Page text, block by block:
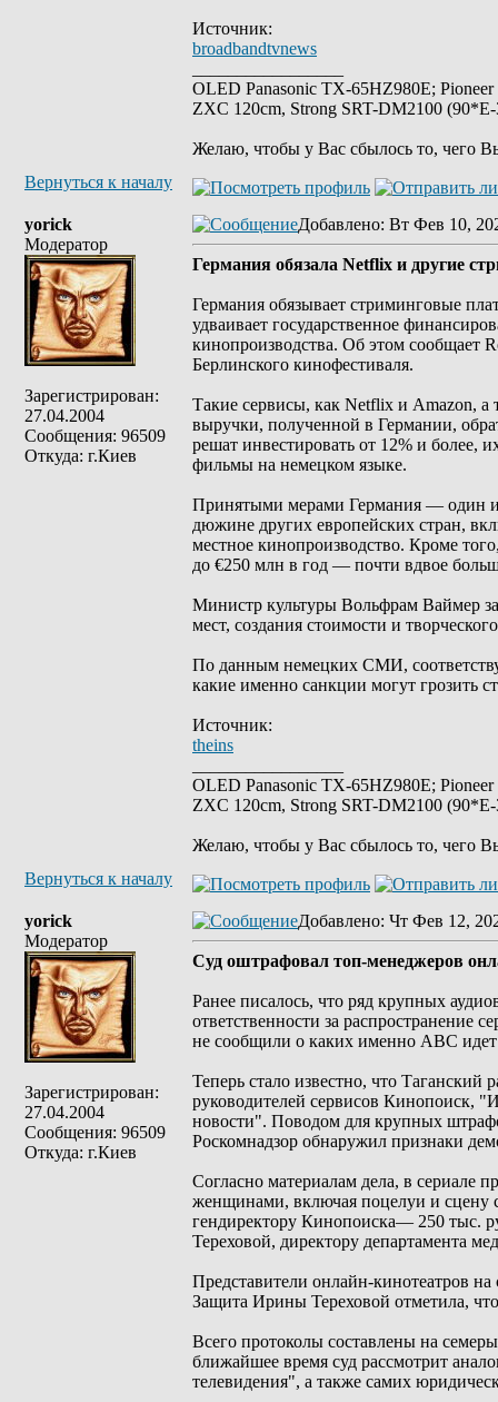
Источник:
broadbandtvnews
OLED Panasonic TX-65HZ980E;
ZXC 120cm, Strong SRT-DM2100
Желаю, чтобы у Вас сбылось то, чего
Вернуться к началу
yorick
Модератор
Зарегистрирован:
27.04.2004
Сообщения: 96509
Откуда: г.Киев
Добавлено: Вт Фев 10,
Германия обязала Netflix и другие
Германия обязывает стриминговые
удваивает государственное
кинопроизводства. Об этом сообщает
Берлинского кинофестиваля.
Такие сервисы, как Netflix и Amazon, а
выручки, полученной в Германии,
решат инвестировать от 12% и более,
фильмы на немецком языке.
Принятыми мерами Германия — один
дюжине других европейских стран,
местное кинопроизводство. Кроме
до €250 млн в год — почти вдвое
Министр культуры Вольфрам Ваймер
мест, создания стоимости и
По данным немецких СМИ,
какие именно санкции могут грозить
Источник:
theins
OLED Panasonic TX-65HZ980E;
ZXC 120cm, Strong SRT-DM2100
Желаю, чтобы у Вас сбылось то, чего
Вернуться к началу
yorick
Модератор
Зарегистрирован:
27.04.2004
Сообщения: 96509
Откуда: г.Киев
Добавлено: Чт Фев 12,
Суд оштрафовал топ-менеджеров
Ранее писалось, что ряд крупных
ответственности за распространение
не сообщили о каких именно АВС идет
Теперь стало известно, что
руководителей сервисов Кинопоиск,
новости". Поводом для крупных
Роскомнадзор обнаружил признаки
Согласно материалам дела, в сериале
женщинами, включая поцелуи и сцену
гендиректору Кинопоиска— 250 тыс.
Тереховой, директору департамента
Представители онлайн-кинотеатров
Защита Ирины Тереховой отметила,
Всего протоколы составлены на
ближайшее время суд рассмотрит
телевидения", а также самих